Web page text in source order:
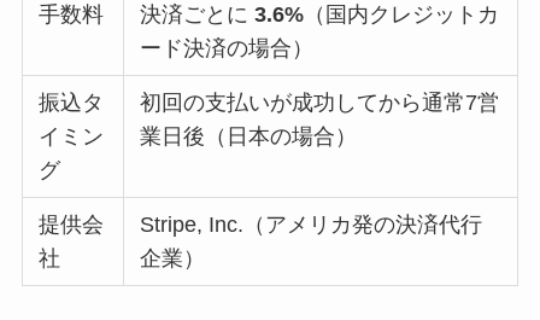
手数料 決済ごとに3.6% （国内クレジットカ
ード決済の場合）
振込タ
イミン
グ
初回の支払いが成功してから通常7営
業日後（日本の場合）
提供会
社
Stripe, Inc.（アメリカ発の決済代行
企業）